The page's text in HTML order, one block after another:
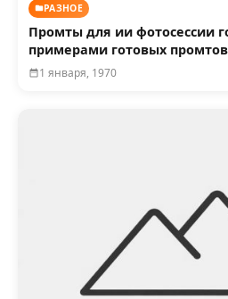
РАЗНОЕ
Промты для ии фотосессии
примерами готовых
1 января, 1970